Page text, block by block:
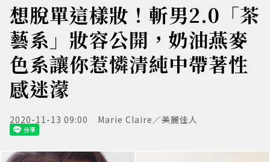
想脫單這樣妝！斬男2.0「茶
藝系」妝容公開，奶油燕麥
色系讓你惹憐清純中帶著性
感迷濛
2020-11-13 09:00 Marie Claire／美麗佳人